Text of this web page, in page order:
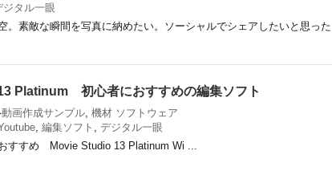
ジタル一眼
。素敵な瞬間を写真に納めたい。ソーシャルでシェアしたいと思った
Platinum 初心者におすすめの編集ソフト
動画作成サンプル 機材 ソフトウェア
編集ソフト
デジタル一眼
すすめ Movie Studio 13 Platinum Wi ...